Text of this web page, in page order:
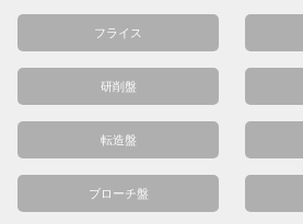
フライス
研削盤
転造盤
ブローチ盤